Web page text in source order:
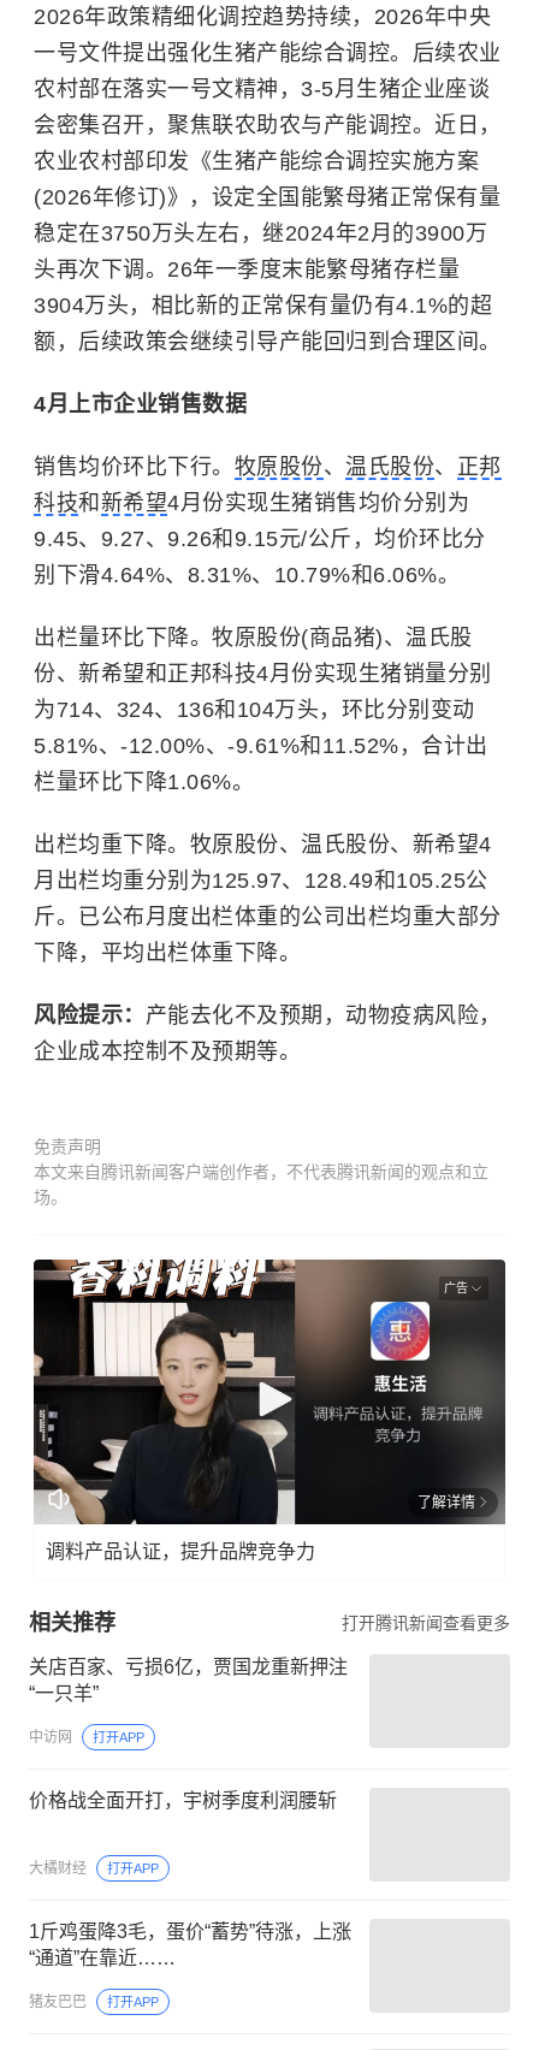
2026年政策精细化调控趋势持续，2026年中央
一号文件提出强化生猪产能综合调控。后续农业
农村部在落实一号文精神，3-5月生猪企业座谈
会密集召开，聚焦联农助农与产能调控。近日，
农业农村部印发《生猪产能综合调控实施方案
(2026年修订)》，设定全国能繁母猪正常保有量
稳定在3750万头左右，继2024年2月的3900万
头再次下调。26年一季度末能繁母猪存栏量
3904万头，相比新的正常保有量仍有4.1%的超
额，后续政策会继续引导产能回归到合理区间。
4月上市企业销售数据
销售均价环比下行。 牧原股份、 温氏股份、 正邦
科技和 新希望4月份实现生猪销售均价分别为
9.45、9.27、9.26和9.15元/公斤，均价环比分
别下滑4.64%、8.31%、10.79%和6.06%。
出栏量环比下降。牧原股份(商品猪)、温氏股
份、新希望和正邦科技4月份实现生猪销量分别
为714、324、136和104万头，环比分别变动
5.81%、-12.00%、-9.61%和11.52%，合计出
栏量环比下降1.06%。
出栏均重下降。牧原股份、温氏股份、新希望4
月出栏均重分别为125.97、128.49和105.25公
斤。已公布月度出栏体重的公司出栏均重大部分
下降，平均出栏体重下降。
风险提示： 产能去化不及预期，动物疫病风险，
企业成本控制不及预期等。
免责声明
本文来自腾讯新闻客户端创作者，不代表腾讯新闻的观点和立
场。
广告
了解详情
调料产品认证，提升品牌竞争力
相关推荐 打开腾讯新闻查看更多
关店百家、亏损6亿，贾国龙重新押注
“一只羊”
中访网 打开APP
价格战全面开打，宇树季度利润腰斩
大橘财经 打开APP
1斤鸡蛋降3毛，蛋价“蓄势”待涨，上涨
“通道”在靠近……
猪友巴巴 打开APP